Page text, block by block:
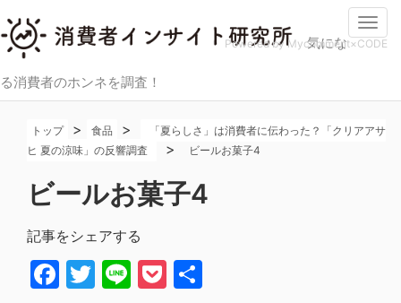
気にな
る消費者のホンネを調査！
Powered by Mycomment×CODE
トップ > 食品 >
「夏らしさ」は消費者に伝わった？「クリアアサ
ヒ 夏の涼味」の反響調査
> ビールお菓子4
ビールお菓子4
記事をシェアする
Facebook
Twitter
LinePocket